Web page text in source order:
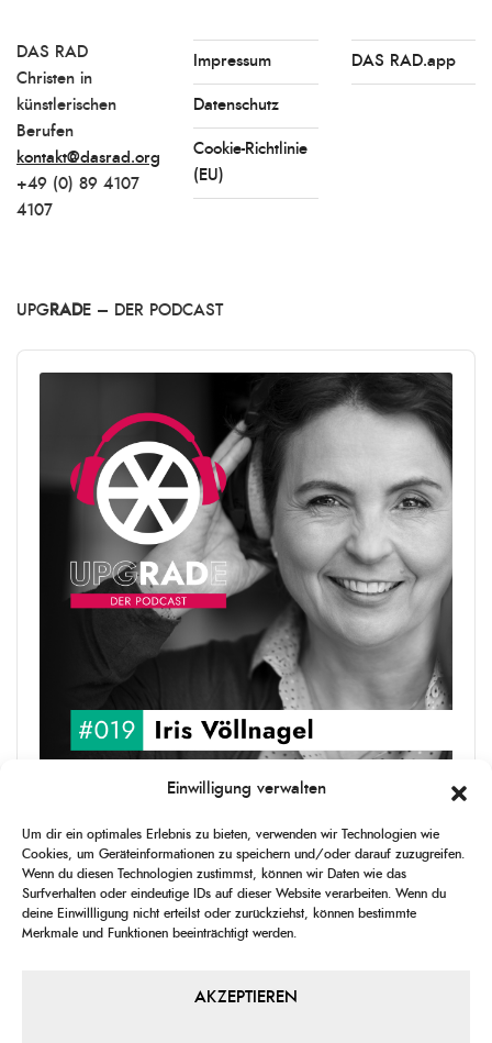
Einwilligung verwalten
Um dir ein optimales Erlebnis zu bieten, verwenden wir Technologien wie
Cookies, um Geräteinformationen zu speichern und/oder darauf zuzugreifen.
Wenn du diesen Technologien zustimmst, können wir Daten wie das
Surfverhalten oder eindeutige IDs auf dieser Website verarbeiten. Wenn du
deine Einwillligung nicht erteilst oder zurückziehst, können bestimmte
Merkmale und Funktionen beeinträchtigt werden.
AKZEPTIEREN
DAS RAD
Christen in
künstlerischen
Berufen
kontakt@dasrad.org
+49 (0) 89 4107
4107
Impressum
Datenschutz
Cookie-Richtlinie
(EU)
DAS RAD.app
UPG RADE – DER PODCAST
Audio
Player
Iris Völlnagel hat schon auf unterschiedlichen Kontinenten gelebt
und gearbeitet, spricht mehrere Sprachen und berichtet
leidenschaftlich gerne über das, was sie erlebt – als Journalistin,
[...]
BACKWARD
PAUSE